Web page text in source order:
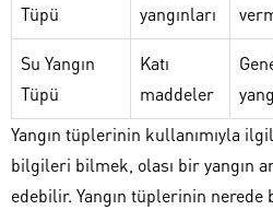
Tüpü
yangınları
Su Yangın
Tüpü
Katı
maddeler
Yangın tüplerinin kullanımıyla
bilgileri bilmek, olası bir yangın
edebilir. Yangın tüplerinin